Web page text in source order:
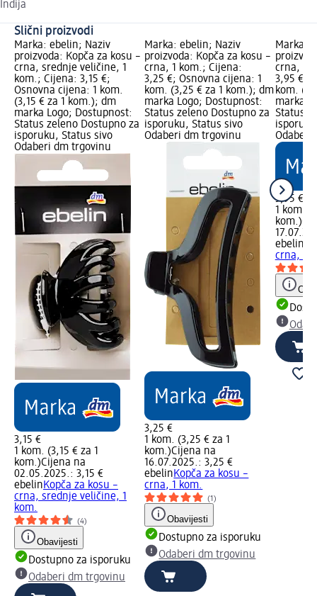
Indija
Slični proizvodi
Marka: ebelin; Naziv
proizvoda: Kopča za kosu –
crna, srednje veličine, 1
kom.; Cijena: 3,15 €;
Osnovna cijena: 1 kom.
(3,15 € za 1 kom.); dm
marka Logo; Dostupnost:
Status zeleno Dostupno za
isporuku, Status sivo
Odaberi dm trgovinu
3,15 €
1 kom. (3,15 € za 1
kom.)Cijena na
02.05.2025.: 3,15 €
ebelinKopča za kosu –
crna, srednje veličine, 1
kom.
(4)
Obavijesti
Dostupno za isporuku
Odaberi dm trgovinu
Marka: ebelin; Naziv
proizvoda: Kopča za kosu –
crna, 1 kom.; Cijena:
3,25 €; Osnovna cijena: 1
kom. (3,25 € za 1 kom.); dm
marka Logo; Dostupnost:
Status zeleno Dostupno za
isporuku, Status sivo
Odaberi dm trgovinu
3,25 €
1 kom. (3,25 € za 1
kom.)Cijena na
16.07.2025.: 3,25 €
ebelinKopča za kosu –
crna, 1 kom.
(1)
Obavijesti
Dostupno za isporuku
Odaberi dm trgovinu
Marka:
crna, 1
3,95 €;
kom.
marka
Status
Odaberi
3,95 €
1 kom.
kom.)
ebelin
crna, 1